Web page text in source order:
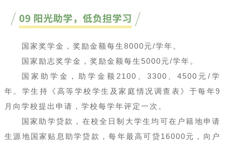
国家奖学金，奖励金额每生8000元/学年。
国家励志奖学金，奖励金额每生5000元/学年。
国家助学金，助学金额2100、3300、4500元/学
年。学生持《高等学校学生及家庭情况调查表》于每年9
月向学校提出申请，学校每学年评定一次。
国家助学贷款，在校全日制大学生均可在户籍地申请
生源地国家贴息助学贷款，每年最高可贷16000元，向户